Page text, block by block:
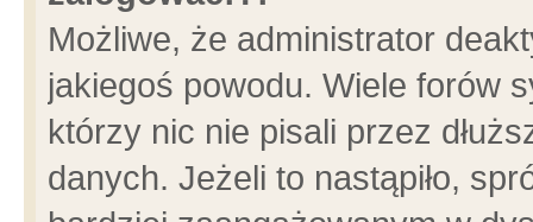
Możliwe, że administrator
jakiegoś powodu. Wiele forów
którzy nic nie pisali przez
danych. Jeżeli to nastąpiło,